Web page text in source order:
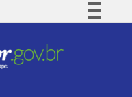
Comunica BR